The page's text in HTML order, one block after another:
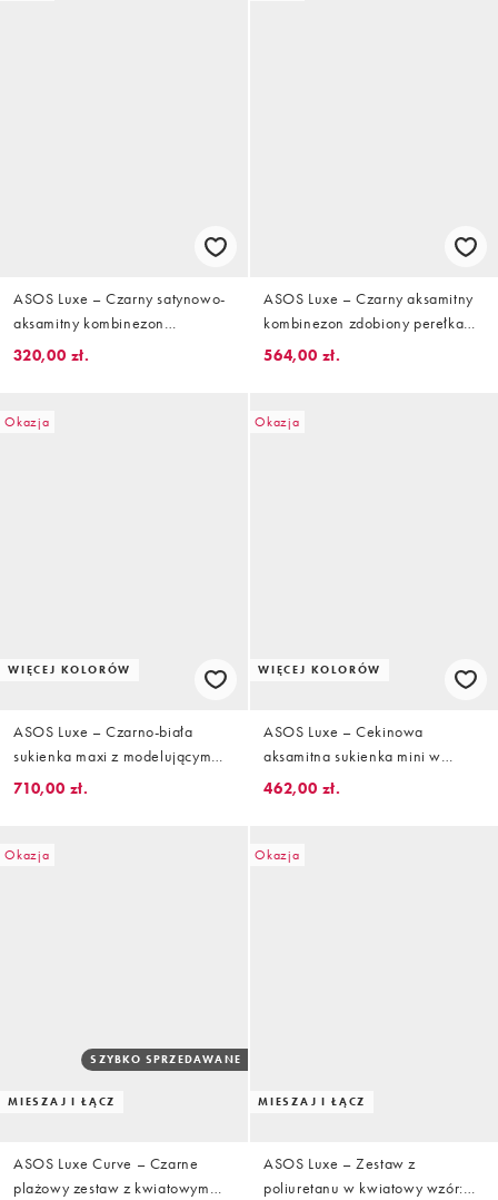
ASOS Luxe – Czarny satynowo-
aksamitny kombinezon
z odsłoniętymi ramionami
320,00 zł.
ASOS Luxe – Czarny aksamitny
kombinezon zdobiony perełkami
z głębokim dekoltem
564,00 zł.
Okazja
WIĘCEJ KOLORÓW
ASOS Luxe – Czarno-biała
sukienka maxi z modelującym
topem z dekoltem bandeau i
710,00 zł.
Okazja
WIĘCEJ KOLORÓW
ASOS Luxe – Cekinowa
aksamitna sukienka mini w
kolorze szampana z
462,00 zł.
Okazja
MIESZAJ I ŁĄCZ
SZYBKO SPRZEDAWANE
ASOS Luxe Curve – Czarne
plażowy zestaw z kwiatowym
Okazja
MIESZAJ I ŁĄCZ
ASOS Luxe – Zestaw z
poliuretanu w kwiatowy wzór: